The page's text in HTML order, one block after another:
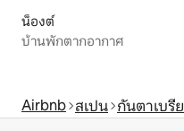
น็องต์
บ้านพักตากอากาศ
Airbnb สเปน กันตาเบรีย